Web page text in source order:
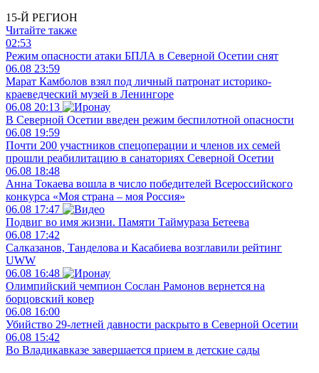
15-Й РЕГИОН
Читайте также
02:53
Режим опасности атаки БПЛА в Северной Осетии снят
06.08 23:59
Марат Камболов взял под личный патронат историко-
краеведческий музей в Ленингоре
06.08 20:13
В Северной Осетии введен режим беспилотной опасности
06.08 19:59
Почти 200 участников спецоперации и членов их семей
прошли реабилитацию в санаториях Северной Осетии
06.08 18:48
Анна Токаева вошла в число победителей Всероссийского
конкурса «Моя страна – моя Россия»
06.08 17:47
Подвиг во имя жизни. Памяти Таймураза Бетеева
06.08 17:42
Салказанов, Танделова и Касабиева возглавили рейтинг
UWW
06.08 16:48
Олимпийский чемпион Сослан Рамонов вернется на
борцовский ковер
06.08 16:00
Убийство 29-летней давности раскрыто в Северной Осетии
06.08 15:42
Во Владикавказе завершается прием в детские сады